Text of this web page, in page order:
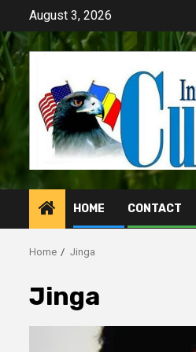
content
August 3, 2026
HOME CONTACT
Home Jinga
Jinga